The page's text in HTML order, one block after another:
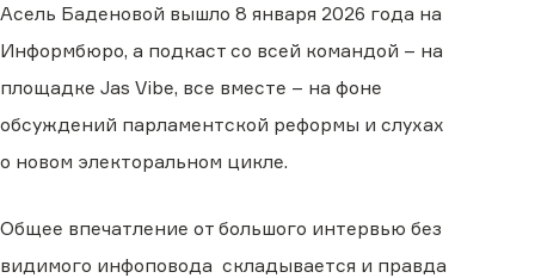
Асель Баденовой вышло 8 января 2026 года на
Информбюро, а подкаст со всей командой – на
площадке Jas Vibe, все вместе – на фоне
обсуждений парламентской реформы и слухах
о новом электоральном цикле.
Общее впечатление от большого интервью без
видимого инфоповода складывается и правда